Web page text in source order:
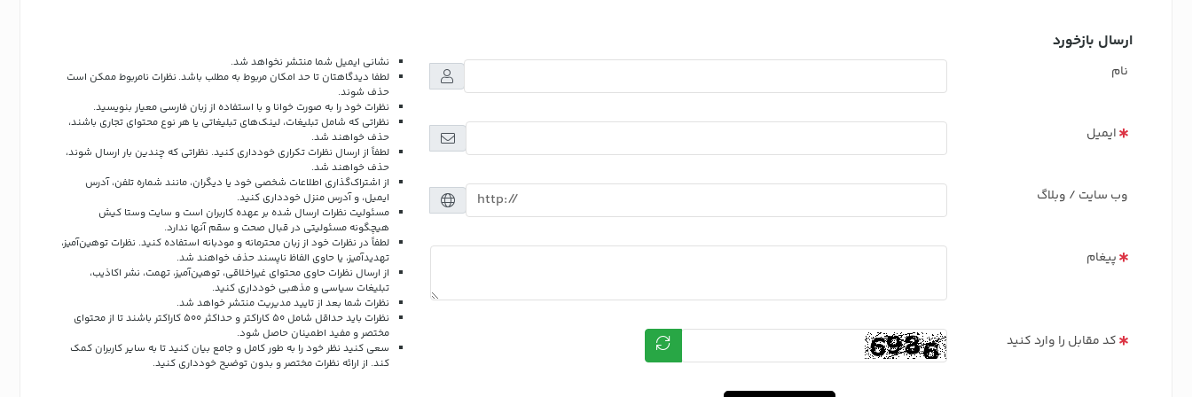
ارسال بازخورد
نام
ایمیل
وب سایت / وبلاگ
پیغام
کد مقابل را وارد کنید
نشانی ایمیل شما منتشر نخواهد شد.
لطفا دیدگاهتان تا حد امکان مربوط به مطلب باشد. نظرات نامربوط ممکن است
حذف شوند.
نظرات خود را به صورت خوانا و با استفاده از زبان فارسی معیار بنویسید.
نظراتی که شامل تبلیغات، لینک‌های تبلیغاتی یا هر نوع محتوای تجاری باشند،
حذف خواهند شد.
لطفاً از ارسال نظرات تکراری خودداری کنید. نظراتی که چندین بار ارسال شوند،
حذف خواهند شد.
از اشتراک‌گذاری اطلاعات شخصی خود یا دیگران، مانند شماره تلفن، آدرس
ایمیل، و آدرس منزل خودداری کنید.
مسئولیت نظرات ارسال شده بر عهده کاربران است و سایت وستا کیش
هیچگونه مسئولیتی در قبال صحت و سقم آنها ندارد.
لطفاً در نظرات خود از زبان محترمانه و مودبانه استفاده کنید. نظرات توهین‌آمیز،
تهدیدآمیز، یا حاوی الفاظ ناپسند حذف خواهند شد.
از ارسال نظرات حاوی محتوای غیراخلاقی، توهین‌آمیز، تهمت، نشر اکاذیب،
تبلیغات سیاسی و مذهبی خودداری کنید.
نظرات شما بعد از تایید مدیریت منتشر خواهد شد.
نظرات باید حداقل شامل 50 کاراکتر و حداکثر 500 کاراکتر باشند تا از محتوای
مختصر و مفید اطمینان حاصل شود.
سعی کنید نظر خود را به طور کامل و جامع بیان کنید تا به سایر کاربران کمک
کند. از ارائه نظرات مختصر و بدون توضیح خودداری کنید.